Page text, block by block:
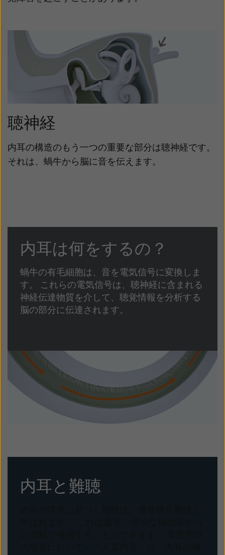
Italia
Kazakhstan Korea
Latinoamérica Netherlands
New Zealand Norge
Schweiz
Türkçe United Kingdom
聴神経
内耳の構造のもう一つの重要な部分は聴神経です。
それは、蝸牛から脳に音を伝えます。
内耳は何をするの？
蝸牛の有毛細胞は、音を電気信号に変換しま
す。 これらの電気信号は、聴神経に含まれる
神経伝達物質を介して、聴覚情報を分析する
脳の部分に伝達されます。
内耳と難聴